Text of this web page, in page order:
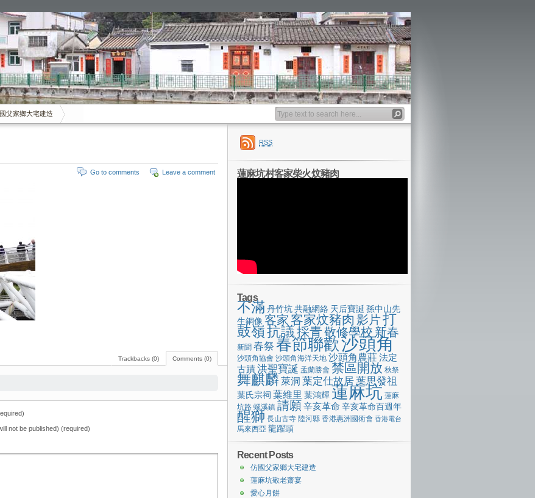
Banner
父家鄉大宅建造
Leave a comment
Go to comments
Comments (0)
Trackbacks (0)
not be published) (required)
RSS
蓮麻坑村客家柴火炆豬肉
Tags
不滿 丹竹坑共融網絡 天后寶誕 孫中山先
生銅像 客家客家炆豬肉 影片打
鼓嶺抗議採青敬修學校 新春
新聞 春祭 春節聯歡沙頭角
沙頭角協會 沙頭角海洋天地 沙頭角農莊法定
古蹟洪聖寶誕 盂蘭勝會 禁區開放 秋祭
舞麒麟萊洞 葉定仕故居葉思發祖
葉氏宗祠 葉維里 葉鴻輝蓮麻坑 蓮麻
坑路 螺溪鎮 請願辛亥革命 辛亥革命百週年
醒獅 長山古寺 陸河縣 香港惠洲國術會 香港電台
馬來西亞 龍躍頭
Recent Posts
仿國父家鄉大宅建造
蓮麻坑敬老齋宴
愛心月餅